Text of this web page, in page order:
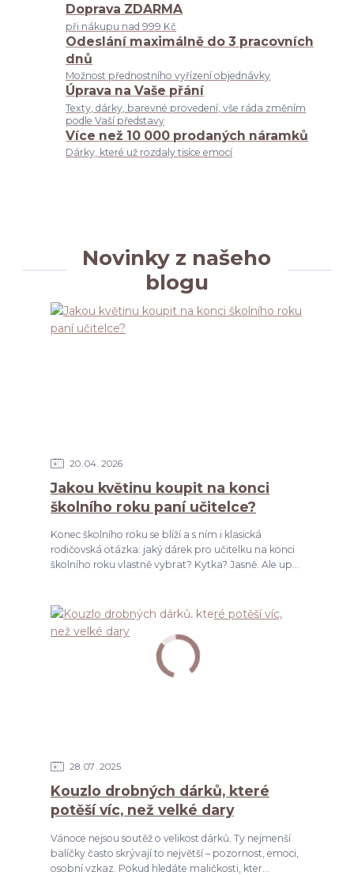
Doprava ZDARMA
při nákupu nad 999 Kč
Odeslání maximálně do 3 pracovních
dnů
Možnost přednostního vyřízení objednávky
Úprava na Vaše přání
Texty, dárky, barevné provedení, vše ráda změním
podle Vaší představy
Více než 10 000 prodaných náramků
Dárky, které už rozdaly tisíce emocí
Novinky z našeho
blogu
20 04 2026
Jakou květinu koupit na konci
školního roku paní učitelce?
Konec školního roku se blíží a s ním i klasická
rodičovská otázka: jaký dárek pro učitelku na konci
školního roku vlastně vybrat? Kytka? Jasně. Ale up...
28 07 2025
Kouzlo drobných dárků, které
potěší víc, než velké dary
Vánoce nejsou soutěž o velikost dárků. Ty nejmenší
balíčky často skrývají to největší – pozornost, emoci,
osobní vzkaz. Pokud hledáte maličkosti, kter...